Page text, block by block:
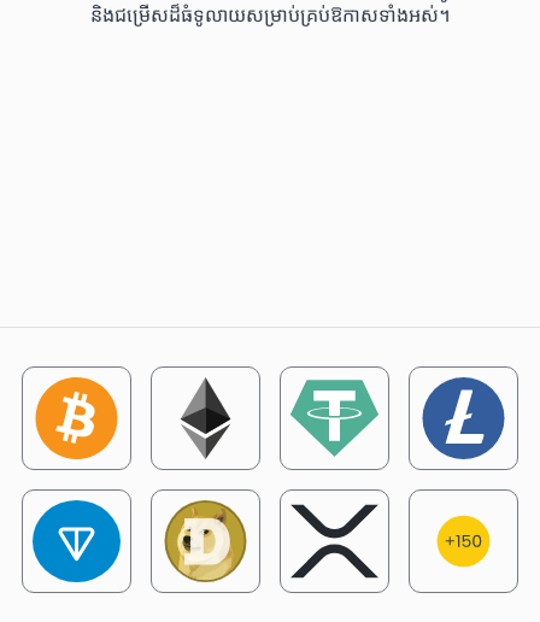
និងជម្រើសដ៏ធំទូលាយសម្រាប់គ្រប់ឱកាសទាំងអស់។